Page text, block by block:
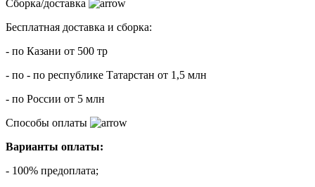
Сборка/доставка
Бесплатная доставка и сборка:
- по Казани от 500 тр
- по - по республике Татарстан от 1,5 млн
- по России от 5 млн
Способы оплаты
Варианты оплаты:
- 100% предоплата;